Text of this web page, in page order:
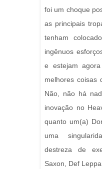
foi um choque
as principais
tenham
ingênuos
e estejam
melhores coisas
Não, não há
inovação no
quanto um(a)
uma
destreza de
Saxon, Def